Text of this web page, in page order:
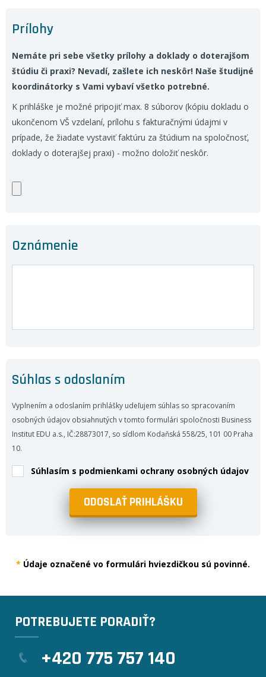
Prílohy
Nemáte pri sebe všetky prílohy a doklady o doterajšom
štúdiu či praxi? Nevadí, zašlete ich neskôr! Naše študijné
koordinátorky s Vami vybaví všetko potrebné.
K prihláške je možné pripojiť max. 8 súborov (kópiu dokladu o
ukončenom VŠ vzdelaní, prílohu s fakturačnými údajmi v
prípade, že žiadate vystaviť faktúru za štúdium na spoločnosť,
doklady o doterajšej praxi) - možno doložiť neskôr.
Oznámenie
Súhlas s odoslaním
Vyplnením a odoslaním prihlášky udeľujem súhlas so spracovaním
osobných údajov obsiahnutých v tomto formulári spoločnosti Business
Institut EDU a.s., IČ:28873017, so sídlom Kodaňská 558/25, 101 00 Praha
10.
Súhlasím s podmienkami ochrany osobných údajov
* Údaje označené vo formulári hviezdičkou sú povinné.
POTREBUJETE PORADIŤ?
+420 775 757 140